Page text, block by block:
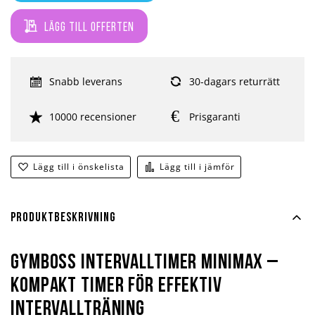
Lägg till offerten
Lägg till i önskelista Lägg till i jämför
Snabb leverans 30-dagars returrätt
10000 recensioner Prisgaranti
Produktbeskrivning
Gymboss Intervalltimer Minimax –
Kompakt timer för effektiv
intervallträning